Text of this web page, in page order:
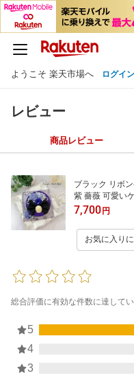
ようこそ 楽天市場へ ログイン
レビュー
商品レビュー
ブラック リボ
紫 薔薇 可愛い
センイルケーキ
せ インスタ映
キ
7,700円
お気に入り
総合評価に有効な件数に達して
5
4
3